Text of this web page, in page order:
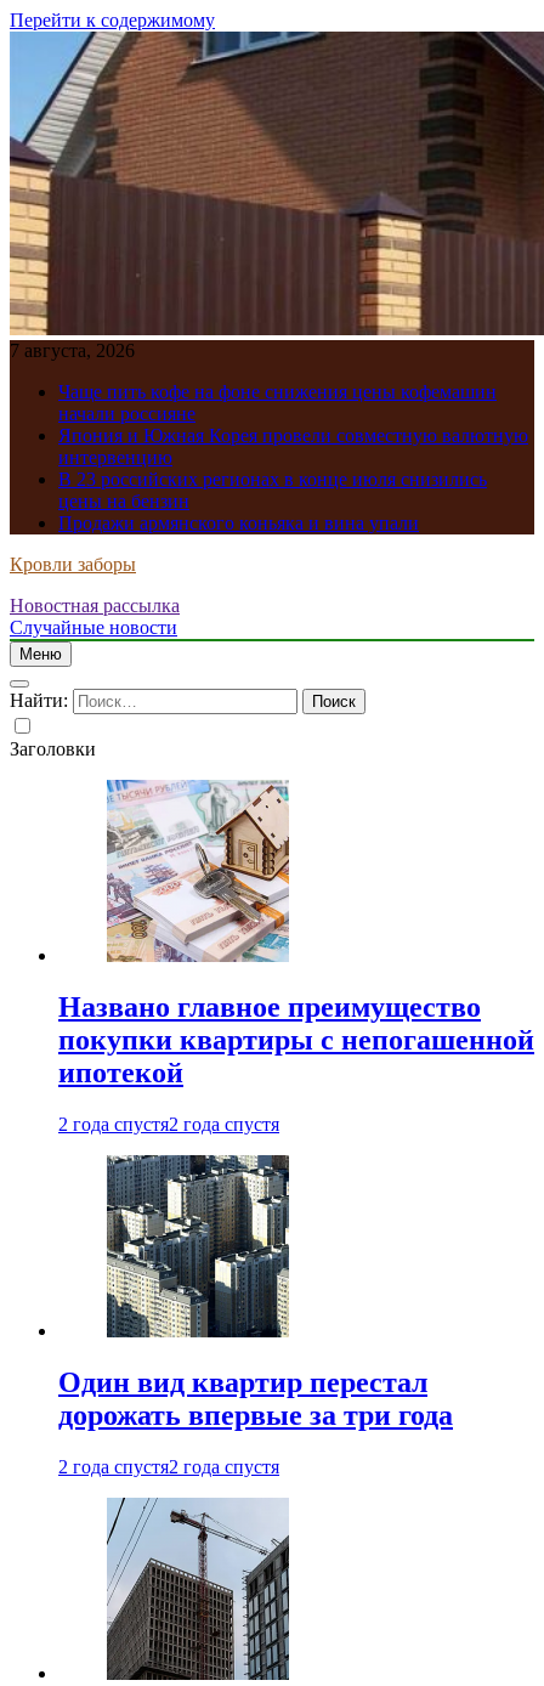
Перейти к содержимому
7 августа, 2026
Чаще пить кофе на фоне снижения цены кофемашин
начали россияне
Япония и Южная Корея провели совместную валютную
интервенцию
В 23 российских регионах в конце июля снизились
цены на бензин
Продажи армянского коньяка и вина упали
Кровли заборы
Новостная рассылка
Случайные новости
Меню
Найти:
Заголовки
Названо главное преимущество
покупки квартиры с непогашенной
ипотекой
2 года спустя2 года спустя
Один вид квартир перестал
дорожать впервые за три года
2 года спустя2 года спустя